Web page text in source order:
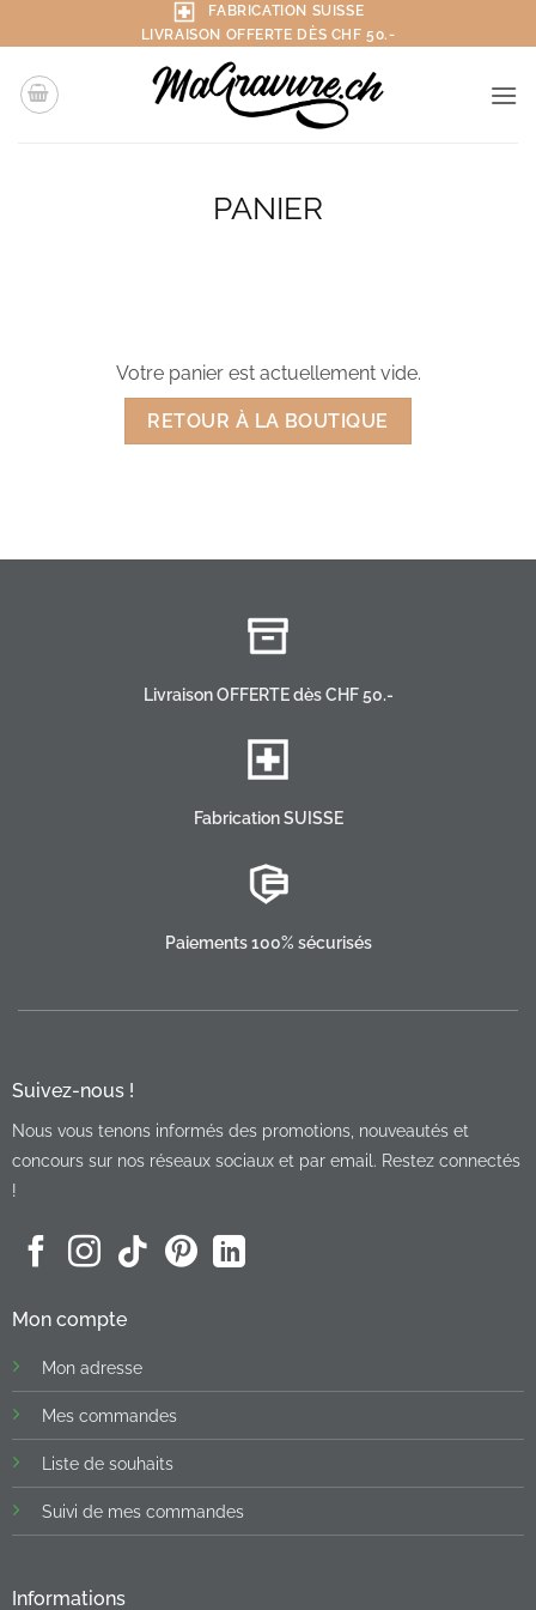
au
contenu
FABRICATION SUISSE
LIVRAISON OFFERTE DÈS CHF 50.-
PANIER
Votre panier est actuellement vide.
RETOUR À LA BOUTIQUE
Livraison OFFERTE dès CHF 50.-
Fabrication SUISSE
Paiements 100% sécurisés
Suivez-nous !
Nous vous tenons informés des promotions, nouveautés et
concours sur nos réseaux sociaux et par email. Restez connectés
!
Mon compte
Mon adresse
Mes commandes
Liste de souhaits
Suivi de mes commandes
Informations